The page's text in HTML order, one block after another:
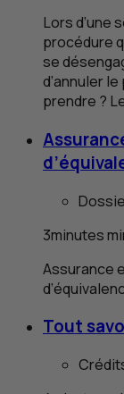
Lors d’une
procédure
se
d’annuler
prendre ?
3minutes
Assurance
Tout